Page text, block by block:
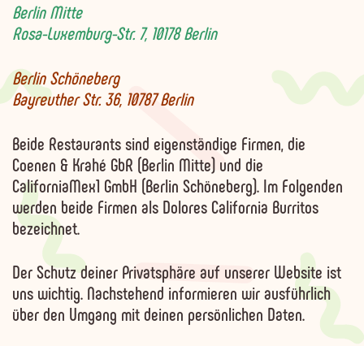
Berlin Mitte
Rosa-Luxemburg-Str. 7, 10178 Berlin
Berlin Schöneberg
Bayreuther Str. 36, 10787 Berlin
Beide Restaurants sind eigenständige Firmen, die
Coenen & Krahé GbR (Berlin Mitte) und die
CaliforniaMex1 GmbH (Berlin Schöneberg). Im Folgenden
werden beide Firmen als Dolores California Burritos
bezeichnet.
Der Schutz deiner Privatsphäre auf unserer Website ist
uns wichtig. Nachstehend informieren wir ausführlich
über den Umgang mit deinen persönlichen Daten.